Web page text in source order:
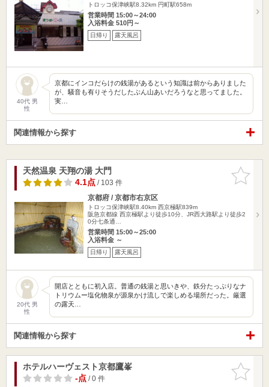
トロッコ保津峡駅8.32km 円町駅658m
営業時間 15:00～24:00
入浴料金 510円～
日帰り 露天風呂
40代 男
性
京都にインコだらけの銭湯があるという知識は前からありました
が、騒音も有りそうだしたぶん山あいだろうなと思ってました。
実…
関連情報から探す
お気に入
りに追加
天然温泉 天翔の湯 大門
4.1点/ 103 件
京都府 / 京都市右京区
トロッコ保津峡駅8.40km 西京極駅839m
阪急京都線 西京極駅より徒歩10分、JR西大路駅より徒歩2
0分七条通…
営業時間 15:00～25:00
入浴料金 ～
日帰り 露天風呂
20代 男
性
開店とともに初入店。普通の銭湯と思いきや、鉄分たっぷりなナ
トリウムー塩化物泉が源泉かけ流しで楽しめる場所だった。厳選
の露天…
関連情報から探す
お気に入
りに追加
ホテルハーヴェスト京都鷹峯
-点/ 0 件